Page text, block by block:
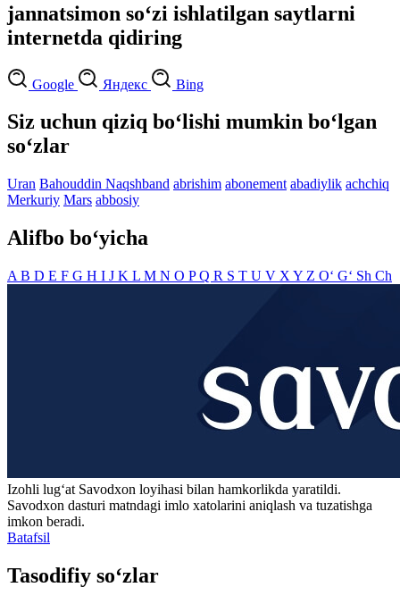
jannatsimon so‘zi ishlatilgan saytlarni
internetda qidiring
Google Яндекс Bing
Siz uchun qiziq bo‘lishi mumkin bo‘lgan
so‘zlar
Uran Bahouddin Naqshband abrishim abonement abadiylik achchiq
Merkuriy Mars abbosiy
Alifbo bo‘yicha
A B D E F G H I J K L M N O PQ R S T U V X Y Z O‘ G‘ Sh Ch
Izohli lugʻat Savodxon loyihasi bilan hamkorlikda yaratildi.
Savodxon dasturi matndagi imlo xatolarini aniqlash va tuzatishga
imkon beradi.
Batafsil
Tasodifiy so‘zlar